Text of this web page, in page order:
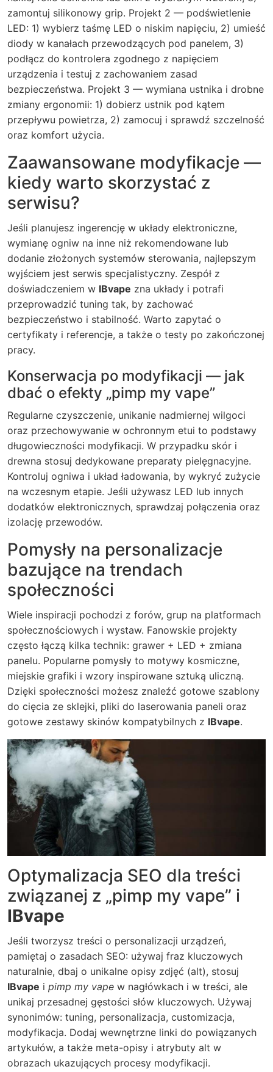
zamontuj silikonowy grip. Projekt 2 — podświetlenie
LED: 1) wybierz taśmę LED o niskim napięciu, 2) umieść
diody w kanałach przewodzących pod panelem, 3)
podłącz do kontrolera zgodnego z napięciem
urządzenia i testuj z zachowaniem zasad
bezpieczeństwa. Projekt 3 — wymiana ustnika i drobne
zmiany ergonomii: 1) dobierz ustnik pod kątem
przepływu powietrza, 2) zamocuj i sprawdź szczelność
oraz komfort użycia.
Zaawansowane modyfikacje —
kiedy warto skorzystać z
serwisu?
Jeśli planujesz ingerencję w układy elektroniczne,
wymianę ogniw na inne niż rekomendowane lub
dodanie złożonych systemów sterowania, najlepszym
wyjściem jest serwis specjalistyczny. Zespół z
doświadczeniem w IBvape zna układy i potrafi
przeprowadzić tuning tak, by zachować
bezpieczeństwo i stabilność. Warto zapytać o
certyfikaty i referencje, a także o testy po zakończonej
pracy.
Konserwacja po modyfikacji — jak
dbać o efekty „pimp my vape”
Regularne czyszczenie, unikanie nadmiernej wilgoci
oraz przechowywanie w ochronnym etui to podstawy
długowieczności modyfikacji. W przypadku skór i
drewna stosuj dedykowane preparaty pielęgnacyjne.
Kontroluj ogniwa i układ ładowania, by wykryć zużycie
na wczesnym etapie. Jeśli używasz LED lub innych
dodatków elektronicznych, sprawdzaj połączenia oraz
izolację przewodów.
Pomysły na personalizacje
bazujące na trendach
społeczności
Wiele inspiracji pochodzi z forów, grup na platformach
społecznościowych i wystaw. Fanowskie projekty
często łączą kilka technik: grawer + LED + zmiana
panelu. Popularne pomysły to motywy kosmiczne,
miejskie grafiki i wzory inspirowane sztuką uliczną.
Dzięki społeczności możesz znaleźć gotowe szablony
do cięcia ze sklejki, pliki do laserowania paneli oraz
gotowe zestawy skinów kompatybilnych z IBvape.
Optymalizacja SEO dla treści
związanej z „pimp my vape” i
IBvape
Jeśli tworzysz treści o personalizacji urządzeń,
pamiętaj o zasadach SEO: używaj fraz kluczowych
naturalnie, dbaj o unikalne opisy zdjęć (alt), stosuj
IBvape i pimp my vape w nagłówkach i w treści, ale
unikaj przesadnej gęstości słów kluczowych. Używaj
synonimów: tuning, personalizacja, customizacja,
modyfikacja. Dodaj wewnętrzne linki do powiązanych
artykułów, a także meta-opisy i atrybuty alt w
obrazach ukazujących procesy modyfikacji.